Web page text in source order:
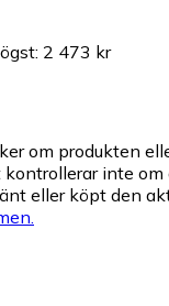
: 2 473 kr
om produkten
inte om
eller köpt den